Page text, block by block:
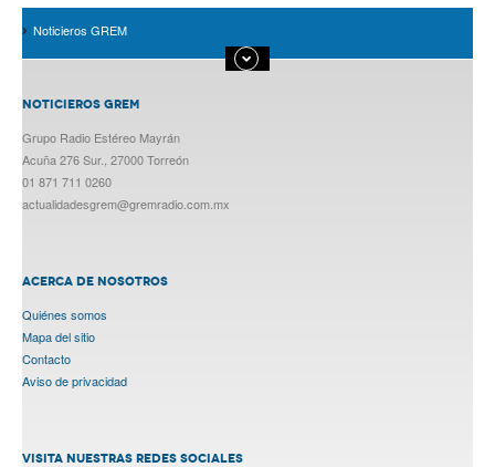
Noticieros GREM
NOTICIEROS GREM
Grupo Radio Estéreo Mayrán
Acuña 276 Sur., 27000 Torreón
01 871 711 0260
actualidadesgrem@gremradio.com.mx
ACERCA DE NOSOTROS
Quiénes somos
Mapa del sitio
Contacto
Aviso de privacidad
VISITA NUESTRAS REDES SOCIALES